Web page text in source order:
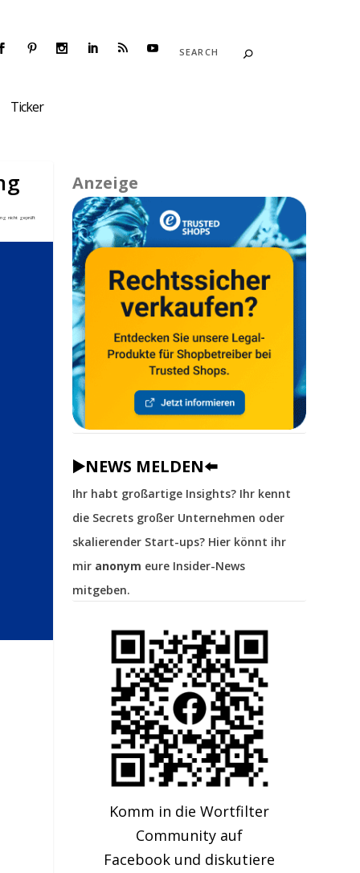
Ticker
Anzeige
▶️NEWS MELDEN⬅️
Ihr habt großartige Insights? Ihr kennt
die Secrets großer Unternehmen oder
skalierender Start-ups? Hier könnt ihr
mir anonym eure Insider-News
mitgeben.
Komm in die Wortfilter
Community auf
Facebook und diskutiere